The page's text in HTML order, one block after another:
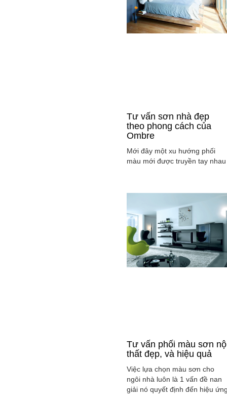
Tư vấn sơn nhà đẹp
theo phong cách của
Ombre
Mới đây một xu hướng phối
màu mới được truyền tay nhau
Ombre, cách phối màu sắc tinh
tế sao cho màu sắc chuyển
từ tông nhạt sang đậm, từ
sang tối hay ngược lại. Cùng
tìm hiểu phong các này qua
việc ...
Tư vấn phối màu sơn
thất đẹp, và hiệu quả
Việc lựa chọn màu sơn cho
ngôi nhà luôn là 1 vấn đề nan
giải nó quyết định đến hiệu